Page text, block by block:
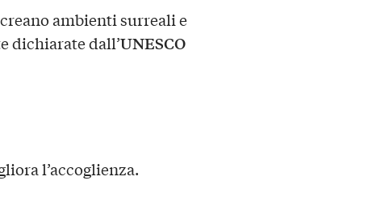
ambienti surreali e
dichiarate dall’UNESCO
l’accoglienza.